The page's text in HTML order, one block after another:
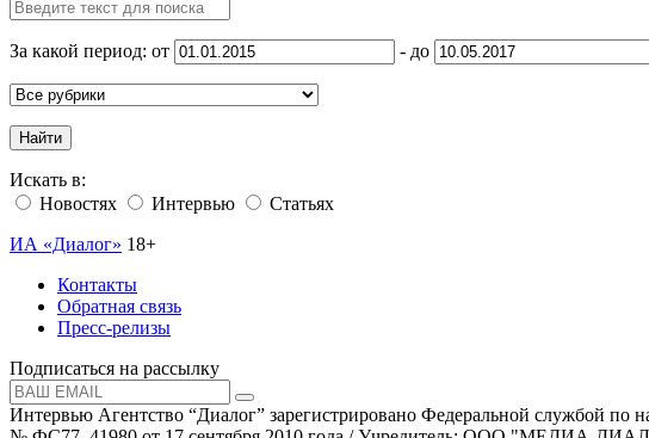
За какой период: от - до
Найти
Искать в:
Новостях
Интервью
Статьях
ИА «Диалог» 18+
Контакты
Обратная связь
Пресс-релизы
Подписаться на рассылку
Интервью Агентство “Диалог” зарегистрировано Федеральной службой